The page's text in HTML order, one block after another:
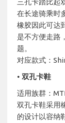
在长途骑乘时
橡胶因此可达
是不方便走路
题。
对应款式：
• 双孔卡鞋
适用族群：
双孔卡鞋采用
的设计以容纳